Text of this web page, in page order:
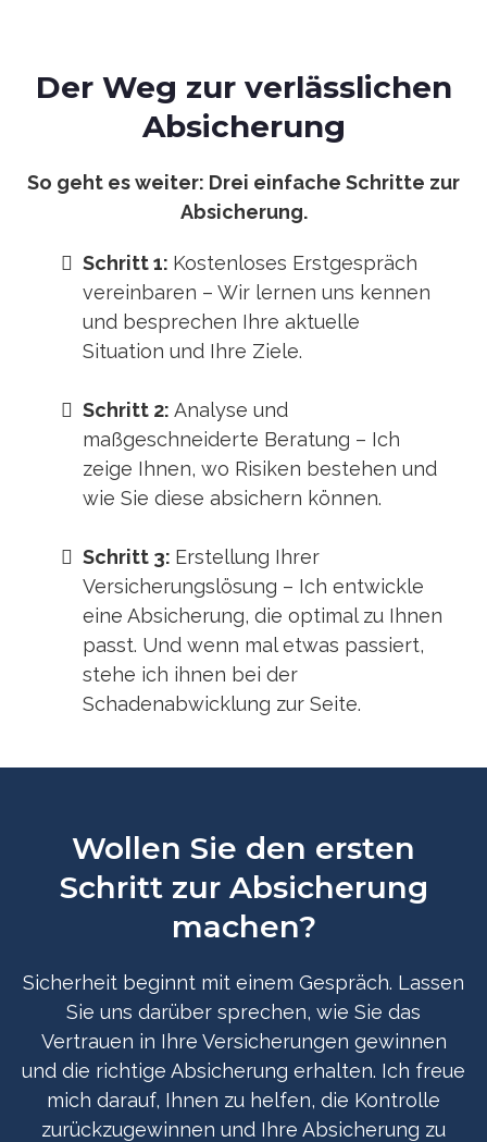
Der Weg zur verlässlichen
Absicherung
So geht es weiter: Drei einfache Schritte zur
Absicherung.
Schritt 1: Kostenloses Erstgespräch
vereinbaren – Wir lernen uns kennen
und besprechen Ihre aktuelle
Situation und Ihre Ziele.
Schritt 2: Analyse und
maßgeschneiderte Beratung – Ich
zeige Ihnen, wo Risiken bestehen und
wie Sie diese absichern können.
Schritt 3: Erstellung Ihrer
Versicherungslösung – Ich entwickle
eine Absicherung, die optimal zu Ihnen
passt. Und wenn mal etwas passiert,
stehe ich ihnen bei der
Schadenabwicklung zur Seite.
Wollen Sie den ersten
Schritt zur Absicherung
machen?
Sicherheit beginnt mit einem Gespräch. Lassen
Sie uns darüber sprechen, wie Sie das
Vertrauen in Ihre Versicherungen gewinnen
und die richtige Absicherung erhalten. Ich freue
mich darauf, Ihnen zu helfen, die Kontrolle
zurückzugewinnen und Ihre Absicherung zu